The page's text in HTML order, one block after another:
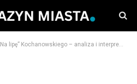
lipę” Kochanowskiego – analiza i interpretacja